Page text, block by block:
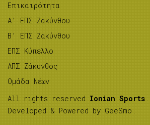
Επικαιρότητα
A’ ΕΠΣ Ζακύνθου
B’ ΕΠΣ Ζακύνθου
ΕΠΣ Κύπελλο
ΑΠΣ Ζάκυνθος
Ομάδα Νέων
All rights reserved Ionian Sports .
Developed & Powered by GeeSmo .